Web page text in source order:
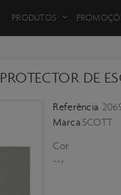
PRODUTOS
PROTECTOR DE
Referência
MarcaSCOTT
Cor
-->